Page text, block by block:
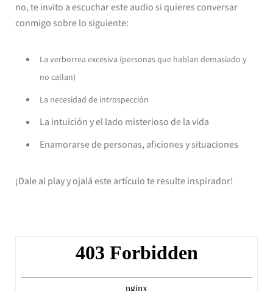
no, te invito a escuchar este audio si quieres conversar
conmigo sobre lo siguiente:
La verborrea excesiva (personas que hablan demasiado y
no callan)
La necesidad de introspección
La intuición y el lado misterioso de la vida
Enamorarse de personas, aficiones y situaciones
¡Dale al play y ojalá este artículo te resulte inspirador!